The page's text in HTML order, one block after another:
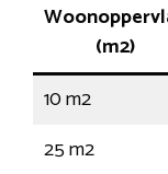
(m2)
10 m2
25 m2